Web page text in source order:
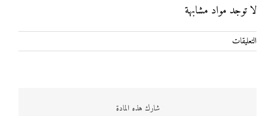
لا توجد مواد مشابهة
التعليقات
إبدو
شارك هذه المادة